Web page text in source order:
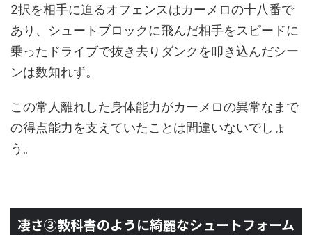
2択を相手に迫るオフェンスはカーメロの十八番で
あり、シュートブロックに飛んだ相手をスピードに
乗ったドライブで抜き去りダンクを叩き込んだシー
ンは数知れず。
この常人離れした身体能力がカーメロの異常なまで
の得点能力を支えていたことは間違いないでしょ
う。
凄さ③教科書のように綺麗なシュートフォーム